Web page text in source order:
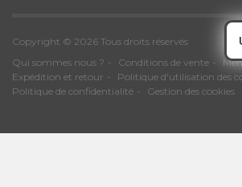
Copyright © 2026 Tous droits réservés
Qui sommes nous ?
Conditions de vente
Expédition et retour
Politique d'utilisation des
Politique de confidentialité
Gestion des cookies